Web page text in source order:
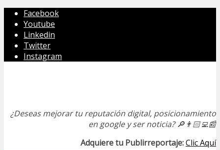
Facebook
Youtube
Linkedin
Twitter
Instagram
¿Deseas mejorar tu reputación digital, posicionamiento
en google y ser noticia?🔎👨🏻‍💻📰
Adquiere tu Publirreportaje:Clic Aquí